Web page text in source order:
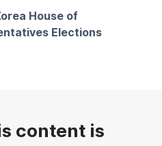
House of
Elections
content is